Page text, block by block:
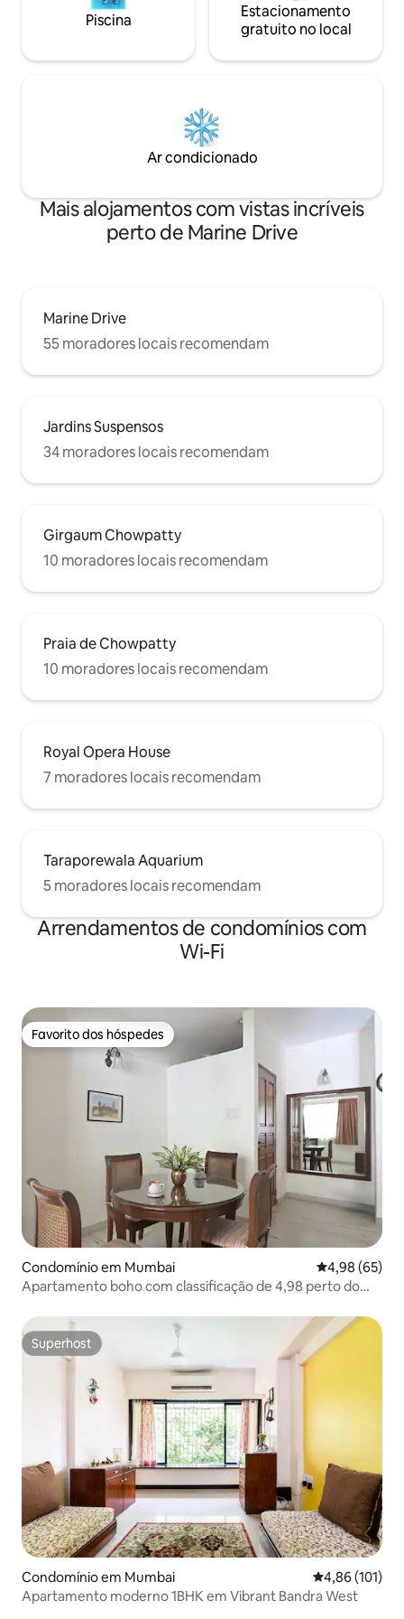
Piscina
Estacionamento
gratuito no local
Ar condicionado
Mais alojamentos com vistas incríveis
perto de Marine Drive
Marine Drive
55 moradores locais recomendam
Jardins Suspensos
34 moradores locais recomendam
Girgaum Chowpatty
10 moradores locais recomendam
Praia de Chowpatty
10 moradores locais recomendam
Royal Opera House
7 moradores locais recomendam
Taraporewala Aquarium
5 moradores locais recomendam
Arrendamentos de condomínios com
Wi-Fi
Favorito dos hóspedes
Favorito dos hóspedes
Condomínio em Mumbai Classificação
4,98 (65)
Apartamento boho com classificação de 4,98 perto do
Superhost
Superhost
Condomínio em Mumbai Classificação
4,86 (101)
Apartamento moderno 1BHK em Vibrant Bandra West